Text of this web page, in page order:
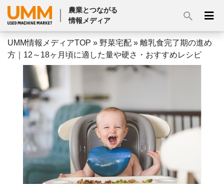
農業とつながる
情報メディア
UMM情報メディアTOP » 野菜宅配 » 離乳食完了期の進め
方｜12～18ヶ月頃に適した量や硬さ・おすすめレシピ